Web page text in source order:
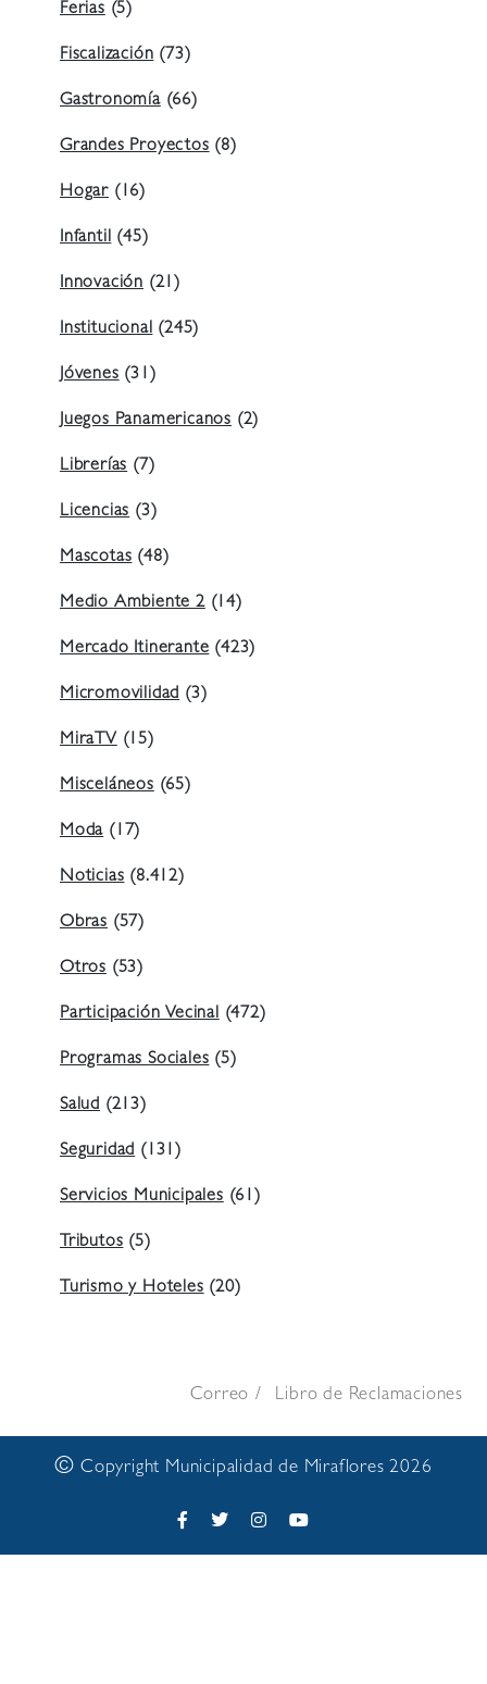
Ferias(5)
Fiscalización(73)
Gastronomía(66)
Grandes Proyectos(8)
Hogar (16)
Infantil(45)
Innovación (21)
Institucional(245)
Jóvenes(31)
Juegos Panamericanos (2)
Librerías(7)
Licencias(3)
Mascotas(48)
Medio Ambiente 2(14)
Mercado Itinerante(423)
Micromovilidad(3)
MiraTV(15)
Misceláneos(65)
Moda(17)
Noticias(8.412)
Obras (57)
Otros (53)
Participación Vecinal(472)
Programas Sociales(5)
Salud (213)
Seguridad(131)
Servicios Municipales(61)
Tributos(5)
Turismo y Hoteles(20)
Correo Libro de Reclamaciones
© Copyright Municipalidad de Miraflores 2026